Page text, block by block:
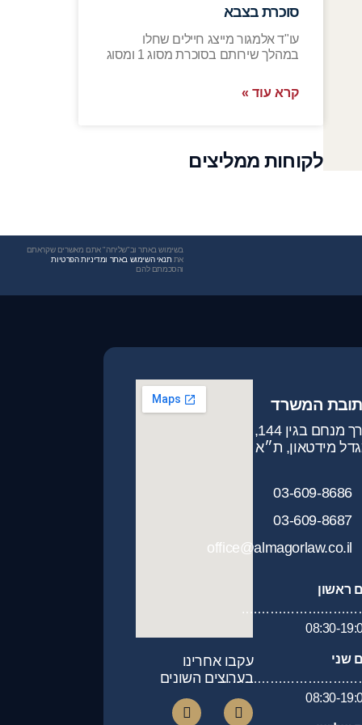
סוכרת בצבא
עו"ד אלמגור מייצג חיילים שחלו
במהלך שירותם בסוכרת מסוג 1 ומסוג
קרא עוד »
לקוחות ממליצים
בשימוש באתר וב"שליחה" אתם מאשרים שקראתם
אתתנאי השימוש באתר ומדיניות הפרטיות
והסכמתם להם
עקבו אחרינו
בערוצים השונים
המשרד
דרך מנחם בגין 144,
מידטאון, ת״א
03-609-8686
03-609-8687
office@almagorlaw.co.il
ראשון
08:30-
שני
08:30-